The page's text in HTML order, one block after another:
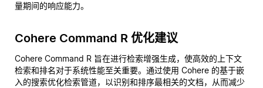
量期间的响应能力。
Cohere Command R 优化建议
Cohere Command R 旨在进行检索增强生成，使高效的上下文
检索和排名对于系统性能至关重要。通过使用 Cohere 的基于嵌
入的搜索优化检索管道，以识别和排序最相关的文档，从而减少